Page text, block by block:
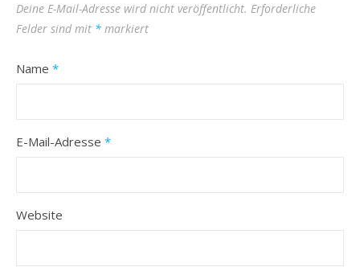
Deine E-Mail-Adresse wird nicht veröffentlicht. Erforderliche
Felder sind mit * markiert
Name *
E-Mail-Adresse *
Website